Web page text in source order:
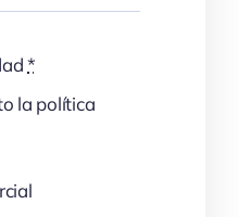
*
la política